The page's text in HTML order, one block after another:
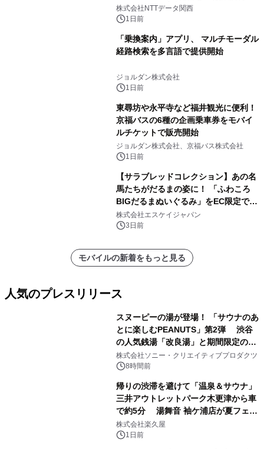
人認証と デジタルデバイド対策で実現
～
株式会社NTTデータ関西
1日前
「乗換案内」アプリ、 マルチモーダル
経路検索を多言語で提供開始
ジョルダン株式会社
1日前
東尋坊や永平寺など福井観光に便利！
京福バスの6種の企画乗車券をモバイ
ルチケットで販売開始
ジョルダン株式会社、京福バス株式会社
1日前
【サラブレッドコレクション】あの名
馬たちがだるまの姿に！ 「ふわころ
BIGだるまぬいぐるみ」をEC限定で受
注販売開始
株式会社エスケイジャパン
3日前
モバイルの新着をもっと見る
人気のプレスリリース
スヌーピーの湯が登場！ 「サウナのあ
とに楽しむPEANUTS」第2弾 渋谷
の人気銭湯「改良湯」と期間限定のコ
ラボレーション サウナイキタイコラ
ボグッズも発売決定！
株式会社ソニー・クリエイティブプロダクツ
8時間前
帰りの渋滞を避けて「温泉＆サウナ」
三井アウトレットパーク木更津から車
で約5分 湯舞音 袖ケ浦店が夏フェア
メニューを提供
株式会社楽久屋
1日前